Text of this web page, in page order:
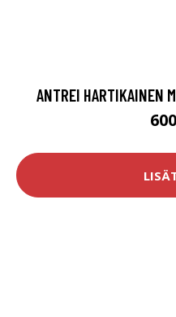
ANTREI HARTIKAINEN